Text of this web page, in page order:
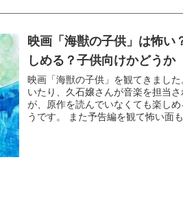
映画「海獣の子供」は怖い
しめる？子供向けかどうか
映画「海獣の子供」を観てきまし
いたり、久石嬢さんが音楽を担当
が、原作を読んでいなくても楽し
うです。 また予告編を観て怖い面